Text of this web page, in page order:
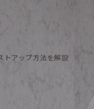
トアップ方法を解説